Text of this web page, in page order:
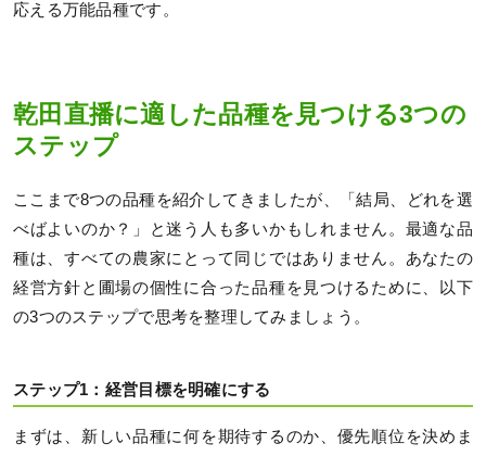
応える万能品種です。
乾田直播に適した品種を見つける3つの
ステップ
ここまで8つの品種を紹介してきましたが、「結局、どれを選
べばよいのか？」と迷う人も多いかもしれません。最適な品
種は、すべての農家にとって同じではありません。あなたの
経営方針と圃場の個性に合った品種を見つけるために、以下
の3つのステップで思考を整理してみましょう。
ステップ1：経営目標を明確にする
まずは、新しい品種に何を期待するのか、優先順位を決めま